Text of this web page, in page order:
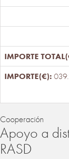
Cooperación
Apoyo a
RASD